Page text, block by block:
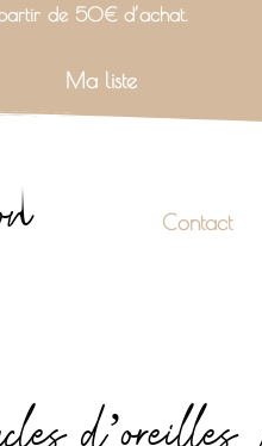
de 50€ d’achat.
Ma liste
Contact